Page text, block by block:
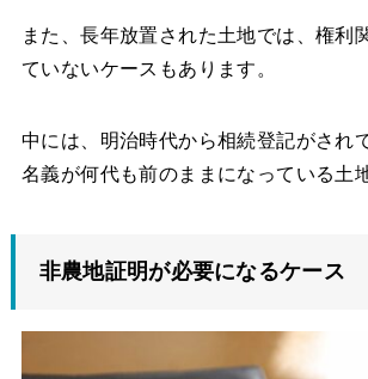
また、長年放置された土地では、権利
ていないケースもあります。
中には、明治時代から相続登記がされ
名義が何代も前のままになっている土
非農地証明が必要になるケース